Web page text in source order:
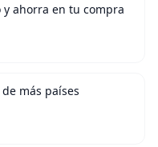
ahorra en tu compra
más países